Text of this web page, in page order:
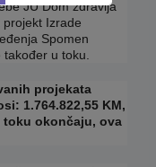
JU Dom zdravlja
projekt Izrade
Spomen
također u toku.
projekata
1.764.822,55 KM,
toku okončaju, ova